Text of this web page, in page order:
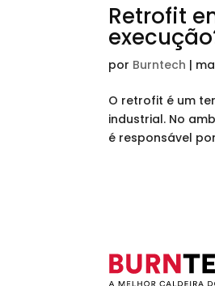
Retrofit
por Burntech |
O retrofit é um
industrial. No
é responsável